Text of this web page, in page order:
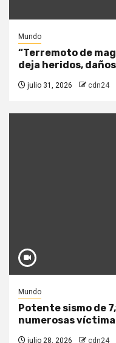
Mundo
“Terremoto de
deja heridos,
julio 31, 2026 cdn24
Mundo
Potente sismo de
numerosas
julio 28, 2026 cdn24